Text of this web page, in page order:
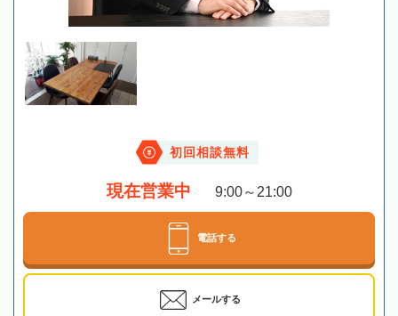
初回相談無料
現在営業中 9:00～21:00
電話する
メールする